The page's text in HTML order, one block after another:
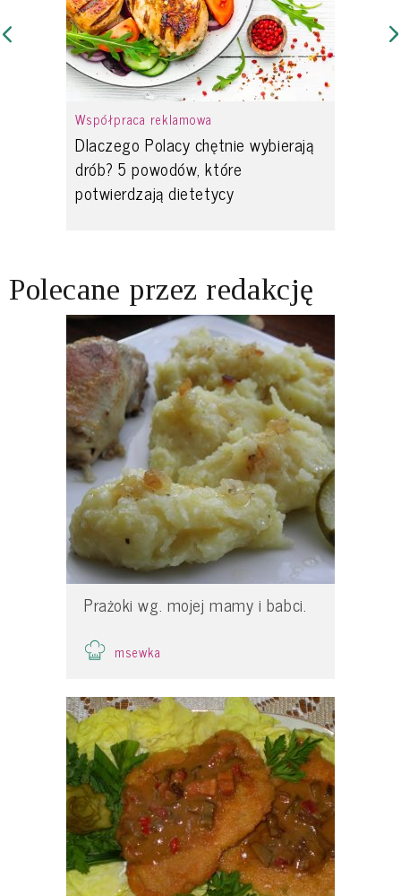
Współpraca reklamowa
Dlaczego Polacy chętnie wybierają
drób? 5 powodów, które
potwierdzają dietetycy
Polecane przez redakcję
Prażoki wg. mojej mamy i babci.
msewka